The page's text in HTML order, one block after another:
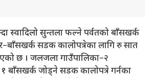
स्वादिलो सुन्तला फल्ने पर्वतको बाँसखर्क
सडक कालोपत्रेका लागि रु सात
छ । जलजला गाउँपालिका–२
१ बाँसखर्क जोड्ने सडक कालोपत्रे गर्नका